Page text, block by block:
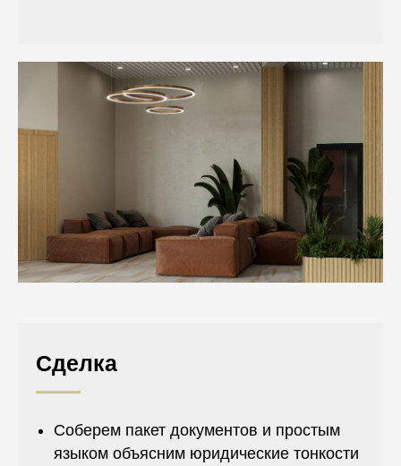
Сделка
Соберем пакет документов и простым
языком объясним юридические тонкости